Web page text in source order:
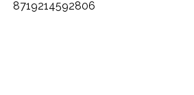
8719214592806